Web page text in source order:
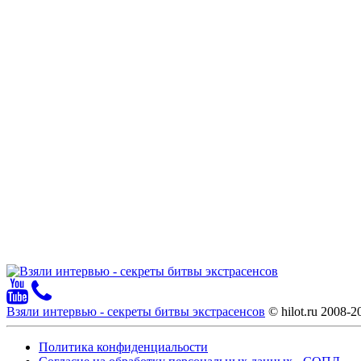
Взяли интервью - секреты битвы экстрасенсов © hilot.ru 2008-
Политика конфиденциальости